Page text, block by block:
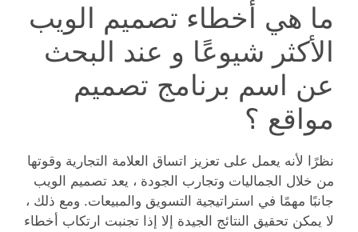
ما هي أخطاء تصميم الويب
الأكثر شيوعًا و عند البحث
عن اسم برنامج تصميم
مواقع ؟
نظرًا لأنه يعمل على تعزيز اتساق العلامة التجارية وقوتها
من خلال الجماليات وتجارب الجودة ، يعد تصميم الويب
جانبًا مهمًا في استراتيجية التسويق والمبيعات. ومع ذلك ،
لا يمكن تحقيق النتائج الجيدة إلا إذا تجنبت ارتكاب أخطاء